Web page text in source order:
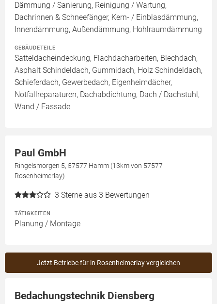
Dämmung / Sanierung, Reinigung / Wartung,
Dachrinnen & Schneefänger, Kern- / Einblasdämmung,
Innendämmung, Außendämmung, Hohlraumdämmung
GEBÄUDETEILE
Satteldacheindeckung, Flachdacharbeiten, Blechdach,
Asphalt Schindeldach, Gummidach, Holz Schindeldach,
Schieferdach, Gewerbedach, Eigenheimdächer,
Notfallreparaturen, Dachabdichtung, Dach / Dachstuhl,
Wand / Fassade
Paul GmbH
Ringelsmorgen 5, 57577 Hamm (13km von 57577
Rosenheimerlay)
3 Sterne aus 3 Bewertungen
TÄTIGKEITEN
Planung / Montage
Jetzt Betriebe für in Rosenheimerlay vergleichen
Bedachungstechnik Diensberg